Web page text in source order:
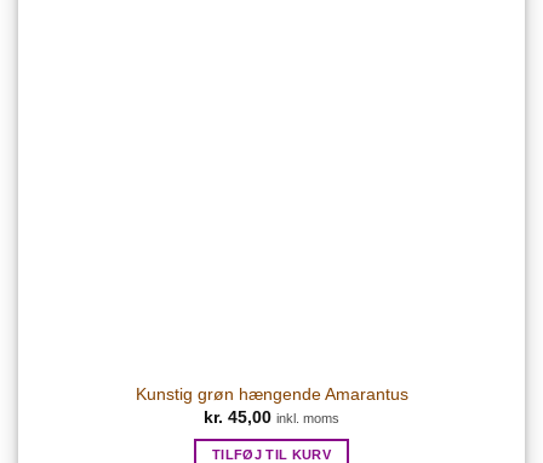
Kunstig grøn hængende Amarantus
kr. 45,00 inkl. moms
TILFØJ TIL KURV